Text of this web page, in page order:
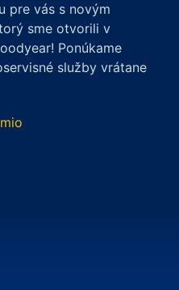
pre vás s novým
sme otvorili v
Ponúkame
služby vrátane